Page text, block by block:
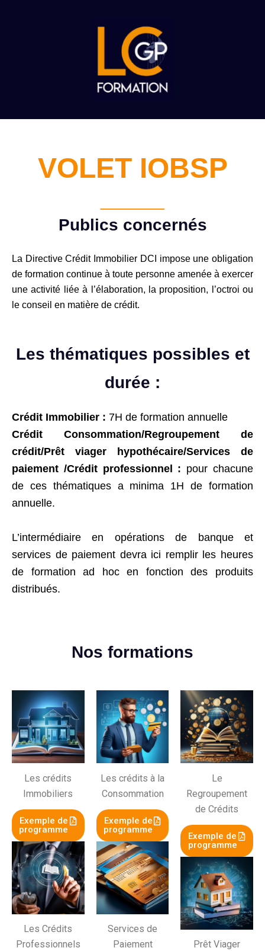
VOLET IOBSP
Publics concernés
La Directive Crédit Immobilier DCI impose une obligation
de formation continue à toute personne amenée à exercer
une activité liée à l’élaboration, la proposition, l’octroi ou
le conseil en matière de crédit.
Les thématiques possibles et
durée :
Crédit Immobilier : 7H de formation annuelle
Crédit
Consommation/Regroupement de
crédit/Prêt viager hypothécaire/Services de
paiement /Crédit professionnel : pour chacune
de ces thématiques a minima 1H de formation
annuelle.
L’intermédiaire en opérations de banque et
services de paiement devra ici remplir les heures
de formation ad hoc en fonction des produits
distribués.
Nos formations
Les crédits
Immobiliers
Exemple de
programme
Les Crédits
Professionnels
Les crédits à la
Consommation
Exemple de
programme
Services de
Paiement
Le
Regroupement
de Crédits
Exemple de
programme
Prêt Viager